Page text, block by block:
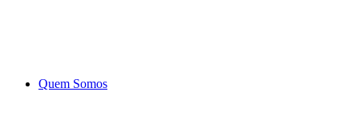
Quem Somos